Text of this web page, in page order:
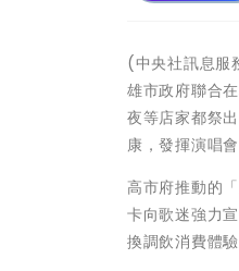
(中央社訊息服
雄市政府聯合
夜等店家都祭
康，發揮演唱
高市府推動的
卡向歌迷強力
換調飲消費體